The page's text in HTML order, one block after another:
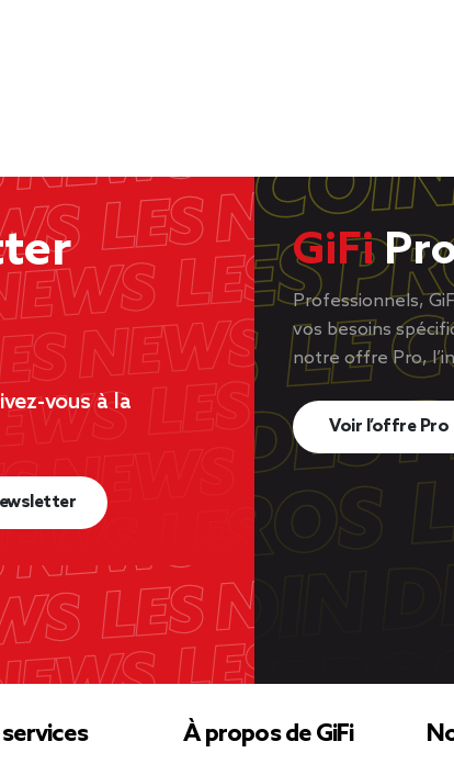
vous à la
GiFi
Professionnels,
vos besoins
notre offre Pro,
Voir l’offre Pro
À propos de GiFi